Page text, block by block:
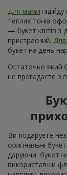
Для мами
теплих тонів
— букет квітів
пристрасний. Для
букет на день
Остаточно який
не прогадаєте з
Ви подаруєте
оригінальні
даруючи букет
використавши